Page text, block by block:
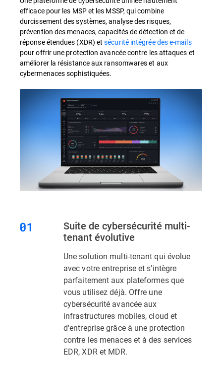
efficace pour les MSP et les MSSP, qui combine
durcissement des systèmes, analyse des risques,
prévention des menaces, capacités de détection et de
réponse étendues (XDR) etsécurité intégrée des e-mails
pour offrir une protection avancée contre les attaques et
améliorer la résistance aux ransomwares et aux
cybermenaces sophistiquées.
Suite de cybersécurité multi-
tenant évolutive
Une solution multi-tenant qui évolue
avec votre entreprise et s'intègre
parfaitement aux plateformes que
vous utilisez déjà. Offre une
cybersécurité avancée aux
infrastructures mobiles, cloud et
d'entreprise grâce à une protection
contre les menaces et à des services
EDR, XDR et MDR.